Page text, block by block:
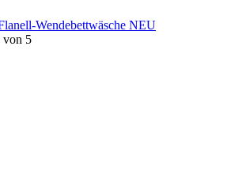
Wendebettwäsche NEU
von 5